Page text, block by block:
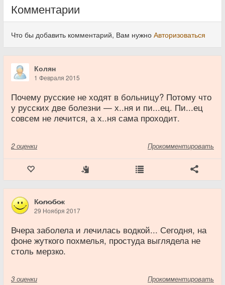
Комментарии
Что бы добавить комментарий, Вам нужно Авторизоваться
Колян
1 Февраля 2015
Почему русские не ходят в больницу? Потому что
у русских две болезни — х..ня и пи...ец. Пи...ец
совсем не лечится, а х..ня сама проходит.
2 оценки Прокомментировать
К̷о̷л̷о̷б̷о̷к
29 Ноября 2017
Вчера заболела и лечилась водкой... Сегодня, на
фоне жуткого похмелья, простуда выглядела не
столь мерзко.
3 оценки Прокомментировать